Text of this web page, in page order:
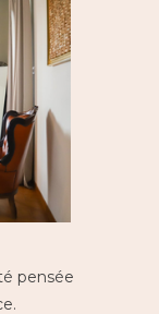
pensée